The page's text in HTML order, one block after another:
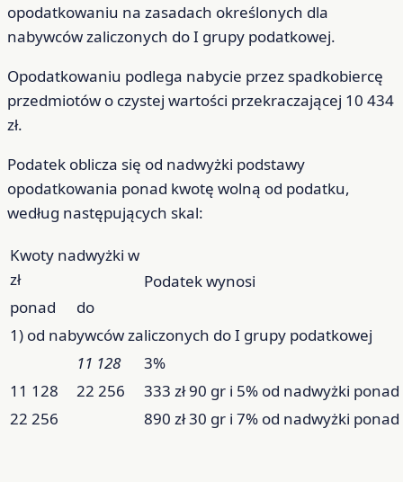
opodatkowaniu na zasadach określonych dla
nabywców zaliczonych do I grupy podatkowej.
Opodatkowaniu podlega nabycie przez spadkobiercę
przedmiotów o czystej wartości przekraczającej 10 434
zł.
Podatek oblicza się od nadwyżki podstawy
opodatkowania ponad kwotę wolną od podatku,
według następujących skal:
Kwoty nadwyżki w
zł
Podatek wynosi
ponad
do
1) od nabywców zaliczonych do I grupy podatkowej
11 128
3%
11 128
22 256
333 zł 90 gr i 5% od nadwyżki ponad
22 256
890 zł 30 gr i 7% od nadwyżki ponad